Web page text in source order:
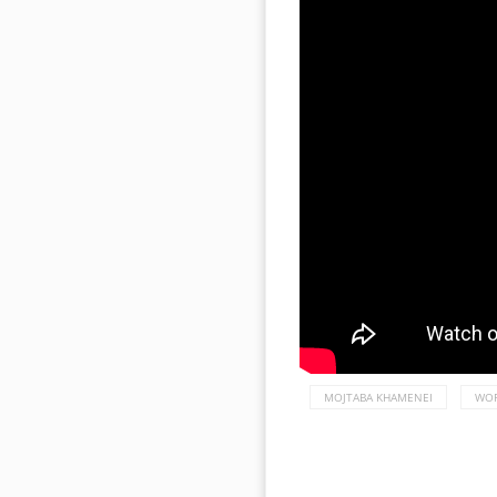
MOJTABA KHAMENEI